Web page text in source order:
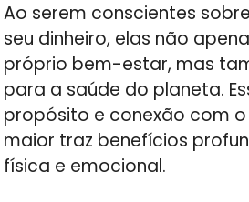
Ao serem conscientes
seu dinheiro, elas não
próprio bem-estar, mas
para a saúde do planeta.
propósito e conexão com
maior traz benefícios
física e emocional.